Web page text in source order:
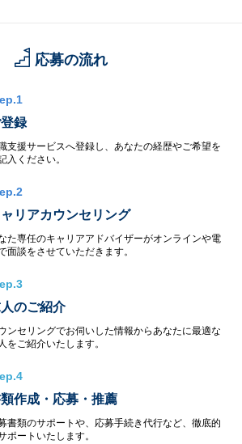
応募の流れ
録
支援サービスへ登録し、あなたの経歴やご希望を
入ください。
リアカウンセリング
た専任のキャリアアドバイザーがオンラインや電
面談をさせていただきます。
のご紹介
ンセリングでお伺いした情報からあなたに最適な
をご紹介いたします。
作成・応募・推薦
書類のサポートや、応募手続き代行など、徹底的
ポートいたします。